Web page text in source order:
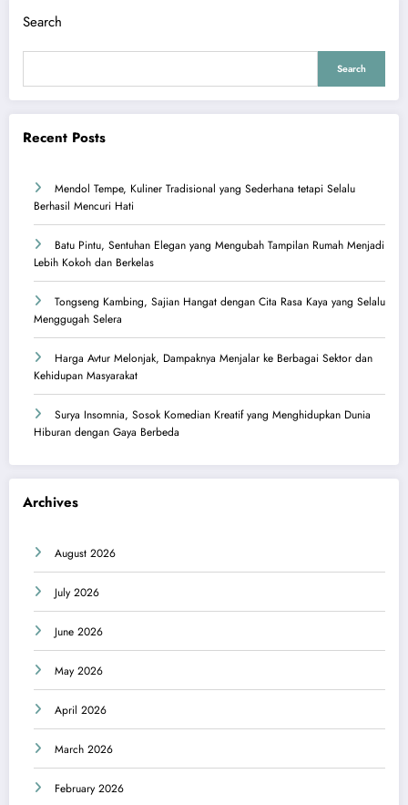
Search
Search
Recent Posts
Mendol Tempe, Kuliner Tradisional yang Sederhana tetapi Selalu
Berhasil Mencuri Hati
Batu Pintu, Sentuhan Elegan yang Mengubah Tampilan Rumah Menjadi
Lebih Kokoh dan Berkelas
Tongseng Kambing, Sajian Hangat dengan Cita Rasa Kaya yang Selalu
Menggugah Selera
Harga Avtur Melonjak, Dampaknya Menjalar ke Berbagai Sektor dan
Kehidupan Masyarakat
Surya Insomnia, Sosok Komedian Kreatif yang Menghidupkan Dunia
Hiburan dengan Gaya Berbeda
Archives
August 2026
July 2026
June 2026
May 2026
April 2026
March 2026
February 2026